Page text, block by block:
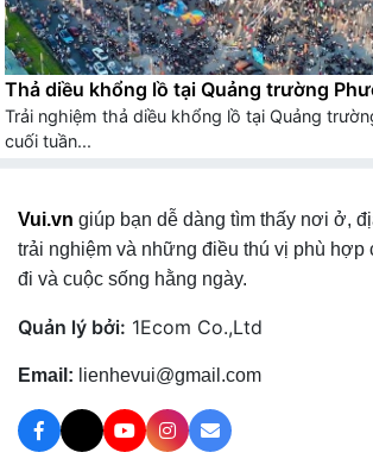
Thả diều khổng lồ tại Quảng trường
Trải nghiệm thả diều khổng lồ tại Quảng
cuối tuần...
Vui.vn giúp bạn dễ dàng tìm thấy nơi ở,
trải nghiệm và những điều thú vị phù hợp
đi và cuộc sống hằng ngày.
Quản lý bởi: 1Ecom Co.,Ltd
Email: lienhevui@gmail.com